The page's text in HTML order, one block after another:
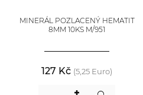
MINERÁL POZLACENÝ HEMATIT
8MM 10KS M/951
127 Kč (5,25 Euro)